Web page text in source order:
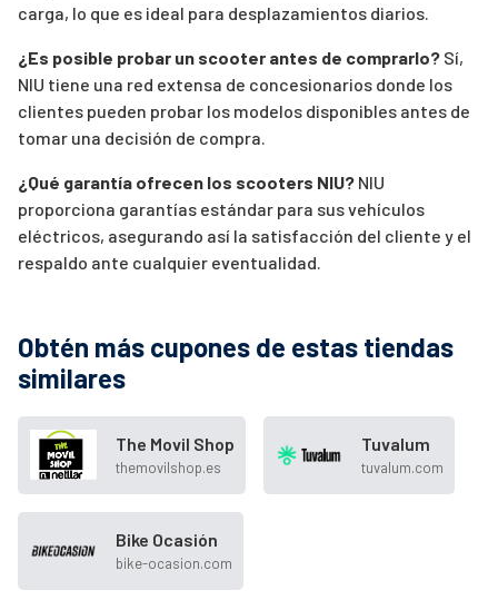
carga, lo que es ideal para desplazamientos diarios.
¿Es posible probar un scooter antes de comprarlo? Sí,
NIU tiene una red extensa de concesionarios donde los
clientes pueden probar los modelos disponibles antes de
tomar una decisión de compra.
¿Qué garantía ofrecen los scooters NIU? NIU
proporciona garantías estándar para sus vehículos
eléctricos, asegurando así la satisfacción del cliente y el
respaldo ante cualquier eventualidad.
Obtén más cupones de estas tiendas
similares
The Movil Shop
themovilshop.es
Tuvalum
tuvalum.com
Bike Ocasión
bike-ocasion.com